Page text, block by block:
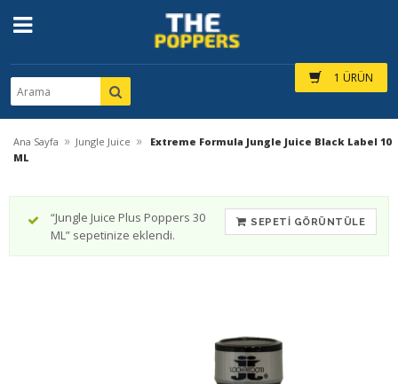
1 ÜRÜN
Ana Sayfa » Jungle Juice »
Extreme Formula Jungle Juice Black Label 10
ML
SEPETI GÖRÜNTÜLE
“Jungle Juice Plus Poppers 30
ML” sepetinize eklendi.